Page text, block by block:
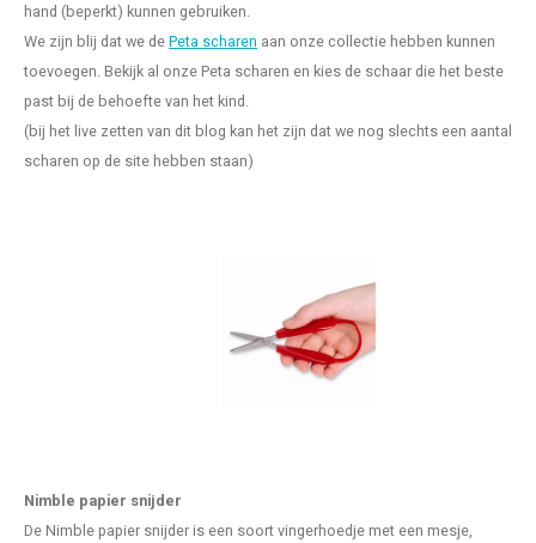
hand (beperkt) kunnen gebruiken.
We zijn blij dat we dePeta scharen aan onze collectie hebben kunnen
toevoegen. Bekijk al onze Peta scharen en kies de schaar die het beste
past bij de behoefte van het kind.
(bij het live zetten van dit blog kan het zijn dat we nog slechts een aantal
scharen op de site hebben staan)
Nimble papier snijder
De Nimble papier snijder is een soort vingerhoedje met een mesje,